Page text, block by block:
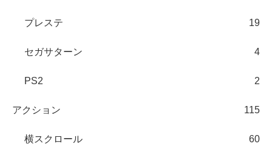
プレステ 19
セガサターン 4
PS2 2
アクション 115
横スクロール 60